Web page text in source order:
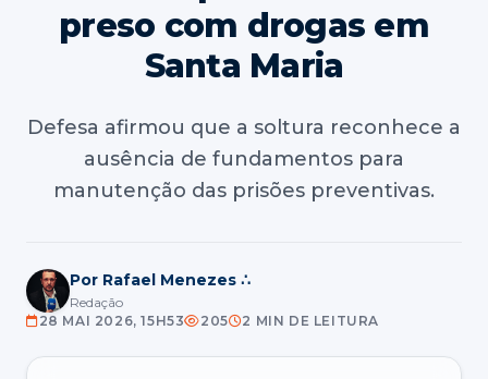
preso com drogas em
Santa Maria
Defesa afirmou que a soltura reconhece a
ausência de fundamentos para
manutenção das prisões preventivas.
Por Rafael Menezes ∴
Redação
28 MAI 2026, 15H53
205 2 MIN DE LEITURA